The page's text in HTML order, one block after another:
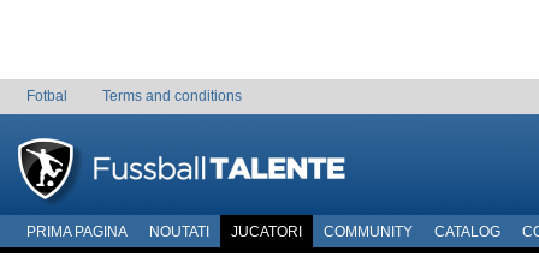
Fotbal Terms and conditions
PRIMA PAGINA NOUTATI JUCATORI COMMUNITY CATALOG